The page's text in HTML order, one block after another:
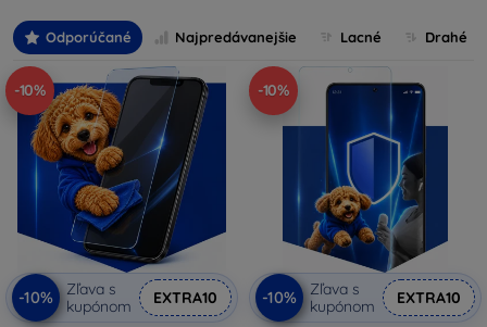
Odporúčané Najpredávanejšie Lacné Drahé
-10%
-10%
Zľava s
kupónom
EXTRA10
-10%
-10%
Zľava s
kupónom
EXTRA10